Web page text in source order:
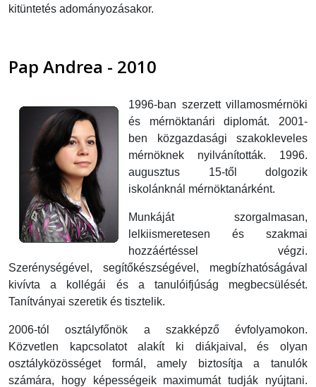
kitüntetés adományozásakor.
Pap Andrea - 2010
1996-ban szerzett villamosmérnöki
és mérnöktanári diplomát. 2001-
ben közgazdasági szakokleveles
mérnöknek nyilvánították. 1996.
augusztus 15-től dolgozik
iskolánknál mérnöktanárként.
Munkáját szorgalmasan,
lelkiismeretesen és szakmai
hozzáértéssel végzi.
Szerénységével, segítőkészségével, megbízhatóságával
kivívta a kollégái és a tanulóifjúság megbecsülését.
Tanítványai szeretik és tisztelik.
2006-tól osztályfőnök a szakképző évfolyamokon.
Közvetlen kapcsolatot alakít ki diákjaival, és olyan
osztályközösséget formál, amely biztosítja a tanulók
számára, hogy képességeik maximumát tudják nyújtani.